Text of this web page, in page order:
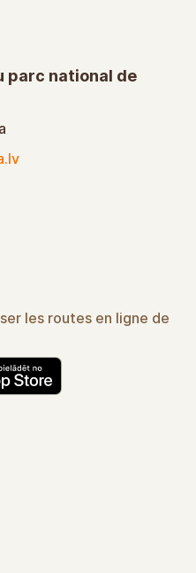
parc national de
les routes en ligne de